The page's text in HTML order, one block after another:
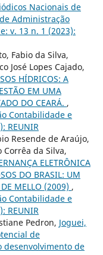
Nacionais de
Administração
v. 13 n. 1 (2023):
Fabio da Silva,
José Lopes Cajado,
HÍDRICOS: A
EM UMA
DO CEARÁ. ,
Contabilidade e
REUNIR
Resende de Araújo,
da Silva,
ELETRÔNICA
DO BRASIL: UM
MELLO (2009) ,
Contabilidade e
REUNIR
Pedron, Joguei,
de
desenvolvimento de